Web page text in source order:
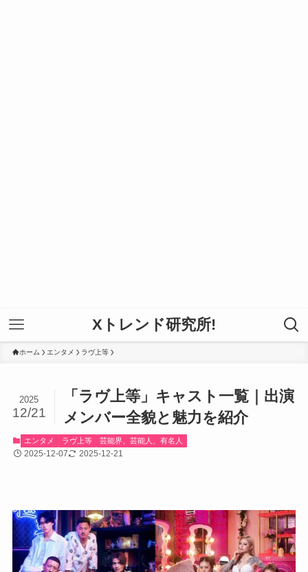
Xトレンド研究所!
ホーム エンタメ ラヴ上等
「ラヴ上等」キャスト一覧｜出演
メンバー全貌と魅力を紹介
2025
12/21
エンタメ ラヴ上等 芸能界、芸能人、有名人
2025-12-07 2025-12-21